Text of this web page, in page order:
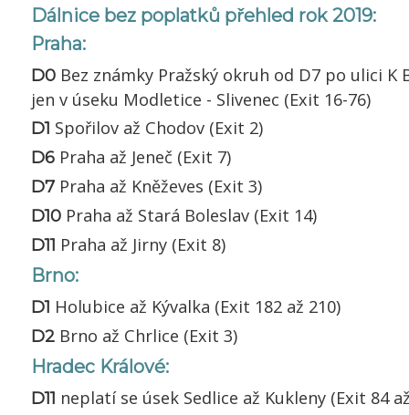
Dálnice bez poplatků přehled rok 2019:
Praha:
D0 Bez známky Pražský okruh od D7 po ulici K
jen v úseku Modletice - Slivenec (Exit 16-76)
D1 Spořilov až Chodov (Exit 2)
D6 Praha až Jeneč (Exit 7)
D7 Praha až Kněževes (Exit 3)
D10 Praha až Stará Boleslav (Exit 14)
D11 Praha až Jirny (Exit 8)
Brno:
D1 Holubice až Kývalka (Exit 182 až 210)
D2 Brno až Chrlice (Exit 3)
Hradec Králové:
D11 neplatí se úsek Sedlice až Kukleny (Exit 84